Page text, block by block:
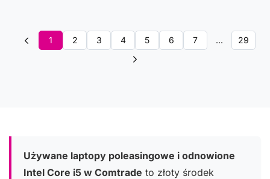
1 2 3 4 5 6 7 ... 29
Używane laptopy poleasingowe i odnowione
Intel Core i5 w Comtrade to złoty środek